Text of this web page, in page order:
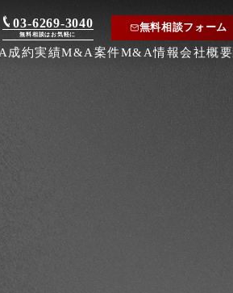
03-6269-3040
無料相談はお気軽に
無料相談フォーム
成約実績M&A案件M&A情報会社概要